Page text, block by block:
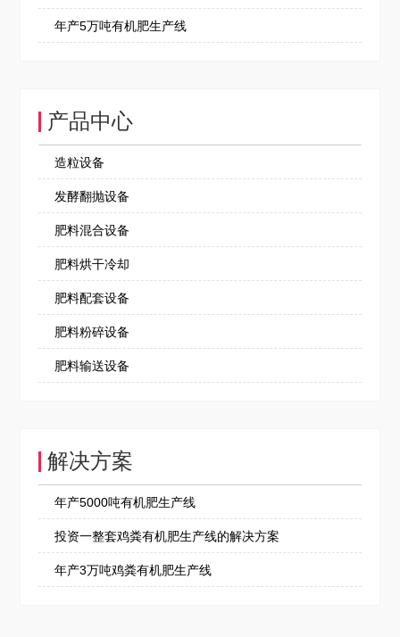
年产5万吨有机肥生产线
产品中心
造粒设备
发酵翻抛设备
肥料混合设备
肥料烘干冷却
肥料配套设备
肥料粉碎设备
肥料输送设备
解决方案
年产5000吨有机肥生产线
投资一整套鸡粪有机肥生产线的解决方案
年产3万吨鸡粪有机肥生产线